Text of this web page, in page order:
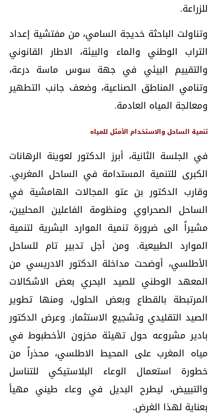
للزراعة.
وتناولت الباحثة خديجة السامي، من مفتشية إعداد
التراب الوطني والماء والبيئة، الاطار القانوني
والتقييم البيئي في جهة سوس ماسة درعة،
وتنامي المناطق الصناعية، وضعف جانب التطهير
ومعالجة المياه العادمة.
تنمية الساحل والاستخدام الأمثل للمياه
في الجلسة الثانية، أبرز الدكتور لعوينة الرهانات
الكبرى للتنمية المستدامة في الساحل المغربي.
وقارب الدكتور بن عتو المجالات الهامشية في
الساحل الصحراوي ومنظومة الفاعلين المحليين،
مشيراً الى ضرورة تنمية الموارد البشرية لتنمية
الموارد الطبيعية. ومن أجل تدبير تام للساحل
الأطلسي، أوضحت مداخلة الدكتور الادريسي من
المعهد الوطني للصيد البحري بعض الاشكالات
المرتبطة بالقطاع وبعض الحلول، ومنها تطوير
الصيد التقليدي وتشجيع الاستثمار. وعرض الدكتور
بادير مشروعه حول تهيئة مخزون الأخطبوط في
مياه المغرب على المحيط الاطلسي، محذراً من
خطورة استعمال الوعاء البلاستيكي للتناسل
والتبييض، ليطرح البديل في وعاء طيني مهيأ
بعناية لهذا الغرض.